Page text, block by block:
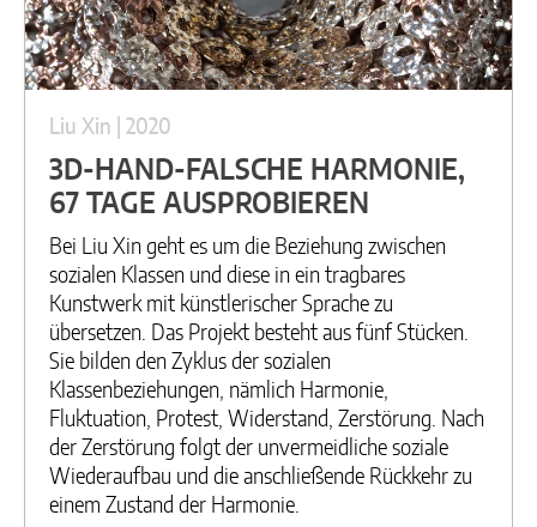
Liu Xin | 2020
3D-HAND-FALSCHE HARMONIE,
67 TAGE AUSPROBIEREN
Bei Liu Xin geht es um die Beziehung zwischen
sozialen Klassen und diese in ein tragbares
Kunstwerk mit künstlerischer Sprache zu
übersetzen. Das Projekt besteht aus fünf Stücken.
Sie bilden den Zyklus der sozialen
Klassenbeziehungen, nämlich Harmonie,
Fluktuation, Protest, Widerstand, Zerstörung. Nach
der Zerstörung folgt der unvermeidliche soziale
Wiederaufbau und die anschließende Rückkehr zu
einem Zustand der Harmonie.